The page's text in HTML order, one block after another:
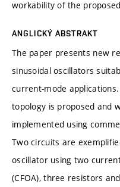
workability of the
ANGLICKÝ ABSTRAKT
The paper presents new
sinusoidal oscillators
current-mode
topology is proposed and
implemented using
Two circuits are
oscillator using two
(CFOA), three resistors